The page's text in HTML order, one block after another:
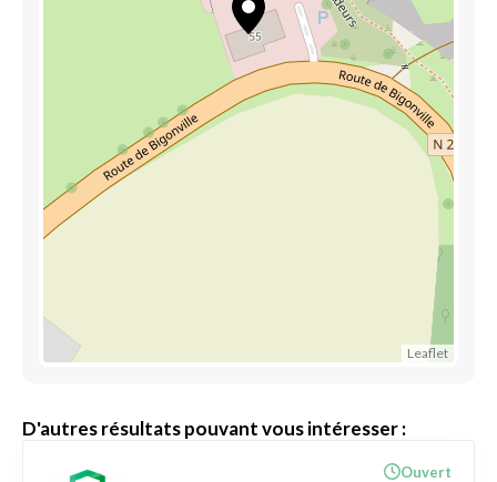
Leaflet
D'autres résultats pouvant vous intéresser :
Ouvert